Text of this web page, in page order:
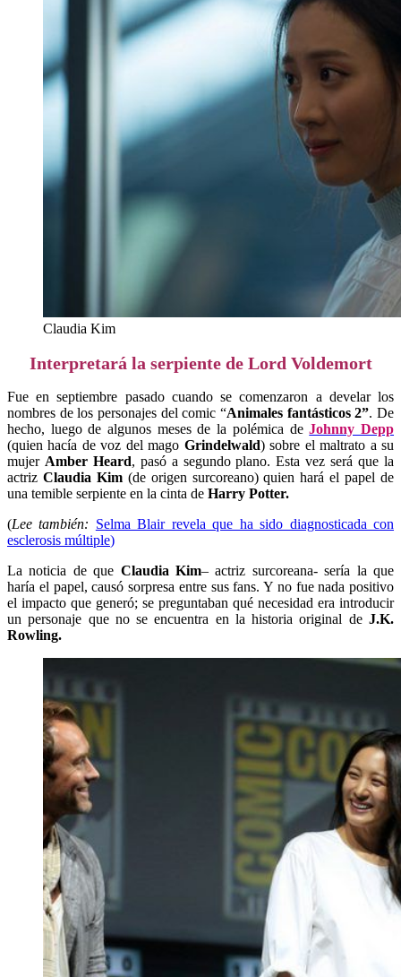
Claudia Kim
Interpretará la serpiente de Lord Voldemort
Fue en septiembre pasado cuando se comenzaron a develar los
nombres de los personajes del comic “Animales fantásticos 2”. De
hecho, luego de algunos meses de la polémica deJohnny Depp
(quien hacía de voz del mago Grindelwald) sobre el maltrato a su
mujer Amber Heard, pasó a segundo plano. Esta vez será que la
actriz Claudia Kim(de origen surcoreano) quien hará el papel de
una temible serpiente en la cinta de Harry Potter.
(Lee también: Selma Blair revela que ha sido diagnosticada con
esclerosis múltiple)
La noticia de que Claudia Kim– actriz surcoreana- sería la que
haría el papel, causó sorpresa entre sus fans. Y no fue nada positivo
el impacto que generó; se preguntaban qué necesidad era introducir
un personaje que no se encuentra en la historia original de J.K.
Rowling.